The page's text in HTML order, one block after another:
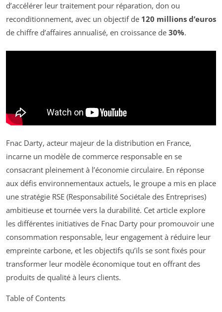
d’accélérer leur traitement pour réparation, don ou
reconditionnement, avec un objectif de 120 millions d’euros
de chiffre d’affaires annualisé, en croissance de 30%.
Fnac Darty, acteur majeur de la distribution en France,
incarne un modèle de commerce responsable en se
consacrant pleinement à l’économie circulaire. En réponse
aux défis environnementaux actuels, le groupe a mis en place
une stratégie RSE (Responsabilité Sociétale des Entreprises)
ambitieuse et tournée vers la durabilité. Cet article explore
les différentes initiatives de Fnac Darty pour promouvoir une
consommation responsable, leur engagement à réduire leur
empreinte carbone, et les objectifs qu’ils se sont fixés pour
transformer leur modèle économique tout en offrant des
produits de qualité à leurs clients.
Table of Contents